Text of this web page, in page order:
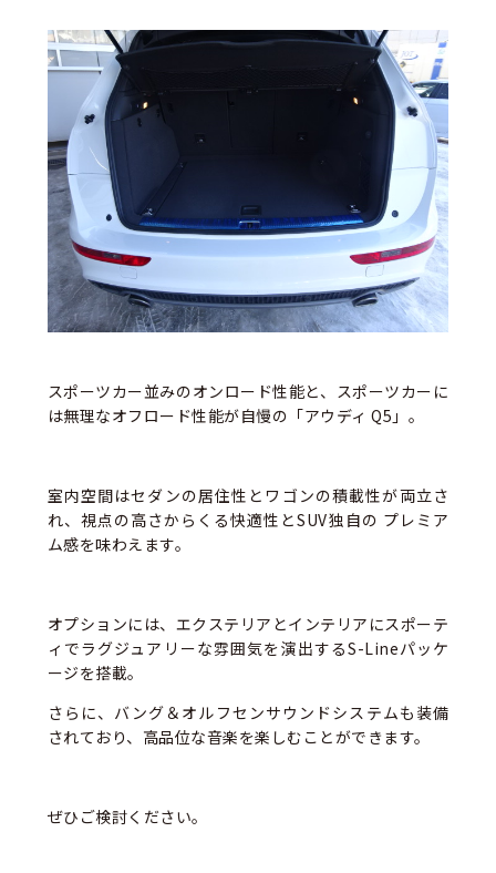
スポーツカー並みのオンロード性能と、スポーツカーに
は無理なオフロード性能が自慢の「アウディ Q5」。
室内空間はセダンの居住性とワゴンの積載性が両立さ
れ、視点の高さからくる快適性とSUV独自の プレミア
ム感を味わえます。
オプションには、エクステリアとインテリアにスポーテ
ィでラグジュアリーな雰囲気を演出するS-Lineパッケ
ージを搭載。
さらに、バング＆オルフセンサウンドシステムも装備
されており、高品位な音楽を楽しむことができます。
ぜひご検討ください。